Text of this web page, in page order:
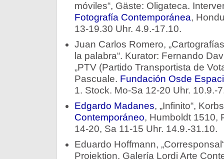
móviles“, Gäste: Oligateca.
Fotografía Contemporánea,
13-19.30 Uhr. 4.9.-17.10.
Juan Carlos Romero,
la palabra“. Kurator: Fernando
„PTV (Partido Transportista de
Pascuale. Fundación Osde
1. Stock. Mo-Sa 12-20 Uhr. 10.9.-
Edgardo Madanes, „Infinito“,
Contemporáneo, Humboldt 1510,
14-20, Sa 11-15 Uhr. 14.9.-31.10.
Eduardo Hoffmann,
Projektion. Galería Lordi Arte